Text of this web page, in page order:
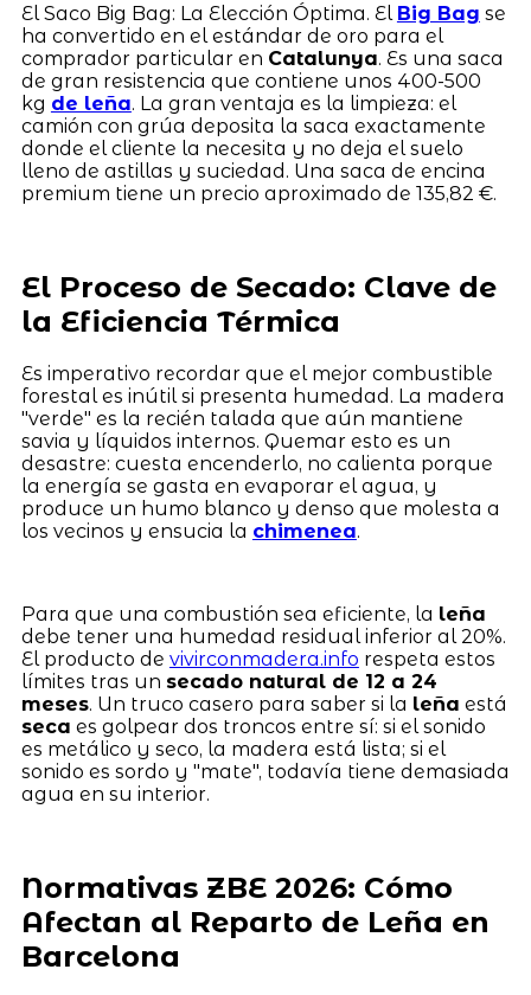
El Saco Big Bag: La Elección Óptima. El Big Bag se
ha convertido en el estándar de oro para el
comprador particular en Catalunya. Es una saca
de gran resistencia que contiene unos 400-500
kg de leña. La gran ventaja es la limpieza: el
camión con grúa deposita la saca exactamente
donde el cliente la necesita y no deja el suelo
lleno de astillas y suciedad. Una saca de encina
premium tiene un precio aproximado de 135,82 €.
El Proceso de Secado: Clave de
la Eficiencia Térmica
Es imperativo recordar que el mejor combustible
forestal es inútil si presenta humedad. La madera
"verde" es la recién talada que aún mantiene
savia y líquidos internos. Quemar esto es un
desastre: cuesta encenderlo, no calienta porque
la energía se gasta en evaporar el agua, y
produce un humo blanco y denso que molesta a
los vecinos y ensucia la chimenea.
Para que una combustión sea eficiente, la leña
debe tener una humedad residual inferior al 20%.
El producto de vivirconmadera.info respeta estos
límites tras un secado natural de 12 a 24
meses. Un truco casero para saber si la leña está
seca es golpear dos troncos entre sí: si el sonido
es metálico y seco, la madera está lista; si el
sonido es sordo y "mate", todavía tiene demasiada
agua en su interior.
Normativas ZBE 2026: Cómo
Afectan al Reparto de Leña en
Barcelona